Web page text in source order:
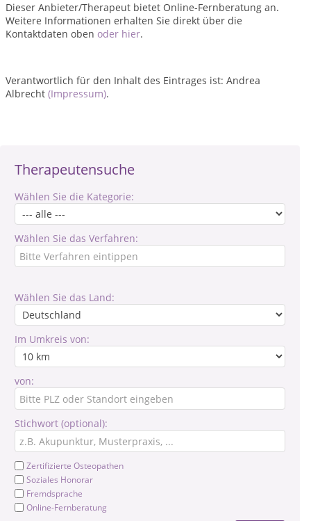
Therapeutensuche
Wählen Sie die Kategorie:
Wählen Sie das Verfahren:
Wählen Sie das Land:
Im Umkreis von:
von:
Stichwort (optional):
Zertifizierte Osteopathen
Soziales Honorar
Fremdsprache
Online-Fernberatung
Dieser Anbieter/Therapeut bietet Online-Fernberatung an.
Weitere Informationen erhalten Sie direkt über die
Kontaktdaten oben oder hier.
Verantwortlich für den Inhalt des Eintrages ist: Andrea
Albrecht (Impressum).